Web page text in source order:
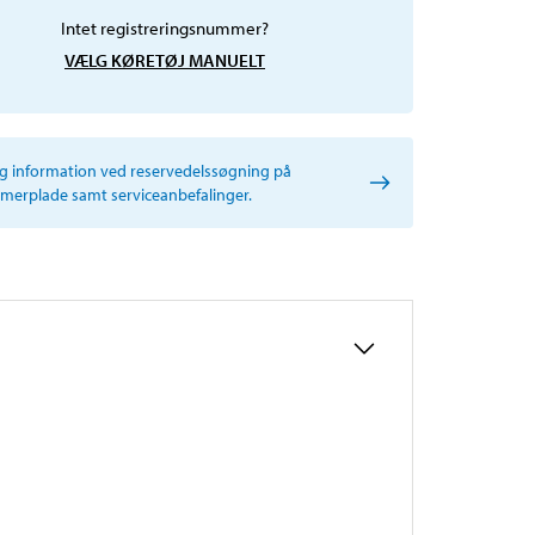
Intet registreringsnummer?
VÆLG KØRETØJ MANUELT
information ved reservedelssøgning på
samt serviceanbefalinger.